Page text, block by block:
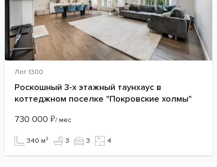
Лот 1300
Роскошный 3-х этажный таунхаус в
коттеджном поселке "Покровские холмы"
730 000 ₽/ мес
340 м² 3 3 4